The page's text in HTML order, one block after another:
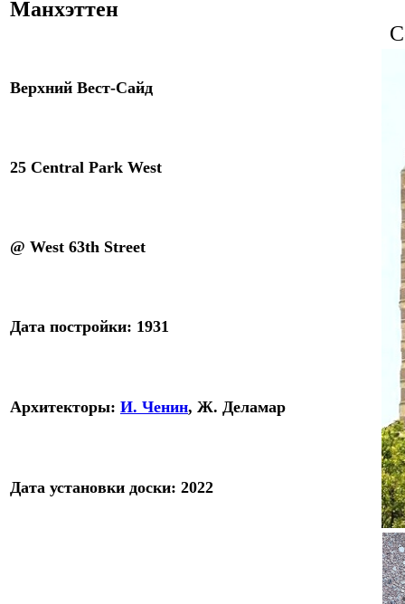
Манхэттен
Верхний Вест-Сайд
25 Central Park West
@ West 63th Street
Дата постройки: 1931
Архитекторы: И. Ченин, Ж. Деламар
Дата установки доски: 2022